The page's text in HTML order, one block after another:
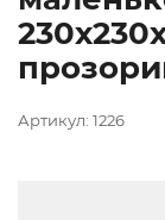
Артикул: 1226